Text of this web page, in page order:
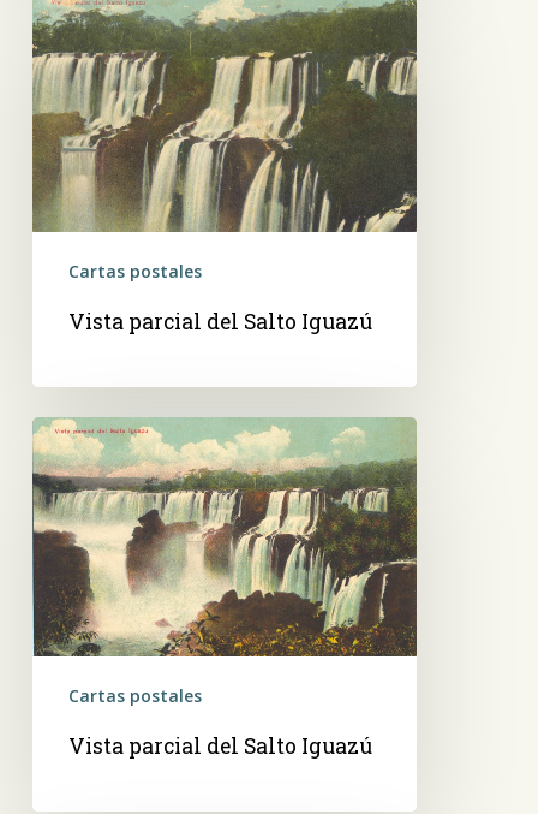
Vista
parcial
del
Salto
Iguazú
Cartas postales
Vista parcial del Salto Iguazú
Vista
parcial
del
Salto
Iguazú
Cartas postales
Vista parcial del Salto Iguazú